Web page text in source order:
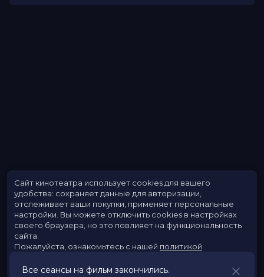
Все сеансы на фильм закончились.
Сайт кинотеатра использует cookies для вашего
удобства: сохраняет данные для авторизации,
отслеживает ваши покупки, применяет персональные
настройки. Вы можете отключить cookies в настройках
своего браузера, но это повлияет на функциональность
сайта.
Пожалуйста, ознакомьтесь с нашей политикой